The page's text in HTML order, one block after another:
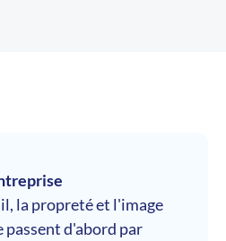
la propreté et l'image
d'abord par